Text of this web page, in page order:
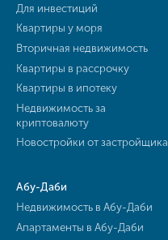
Для инвестиций
Квартиры у моря
Вторичная недвижимость
Квартиры в рассрочку
Квартиры в ипотеку
Недвижимость за
криптовалюту
Новостройки от застройщика
Абу-Даби
Недвижимость в Абу-Даби
Апартаменты в Абу-Даби